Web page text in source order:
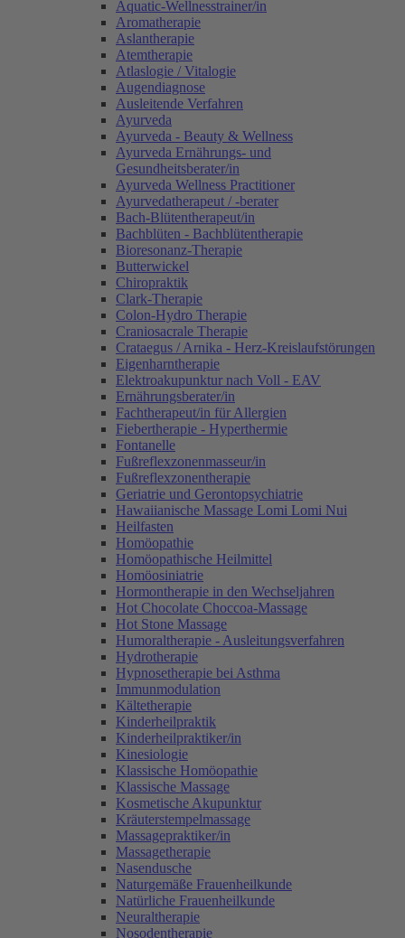
Aquatic-Wellnesstrainer/in
Aromatherapie
Aslantherapie
Atemtherapie
Atlaslogie / Vitalogie
Augendiagnose
Ausleitende Verfahren
Ayurveda
Ayurveda - Beauty & Wellness
Ayurveda Ernährungs- und
Gesundheitsberater/in
Ayurveda Wellness Practitioner
Ayurvedatherapeut / -berater
Bach-Blütentherapeut/in
Bachblüten - Bachblütentherapie
Bioresonanz-Therapie
Butterwickel
Chiropraktik
Clark-Therapie
Colon-Hydro Therapie
Craniosacrale Therapie
Crataegus / Arnika - Herz-Kreislaufstörungen
Eigenharntherapie
Elektroakupunktur nach Voll - EAV
Ernährungsberater/in
Fachtherapeut/in für Allergien
Fiebertherapie - Hyperthermie
Fontanelle
Fußreflexzonenmasseur/in
Fußreflexzonentherapie
Geriatrie und Gerontopsychiatrie
Hawaiianische Massage Lomi Lomi Nui
Heilfasten
Homöopathie
Homöopathische Heilmittel
Homöosiniatrie
Hormontherapie in den Wechseljahren
Hot Chocolate Choccoa-Massage
Hot Stone Massage
Humoraltherapie - Ausleitungsverfahren
Hydrotherapie
Hypnosetherapie bei Asthma
Immunmodulation
Kältetherapie
Kinderheilpraktik
Kinderheilpraktiker/in
Kinesiologie
Klassische Homöopathie
Klassische Massage
Kosmetische Akupunktur
Kräuterstempelmassage
Massagepraktiker/in
Massagetherapie
Nasendusche
Naturgemäße Frauenheilkunde
Natürliche Frauenheilkunde
Neuraltherapie
Nosodentherapie